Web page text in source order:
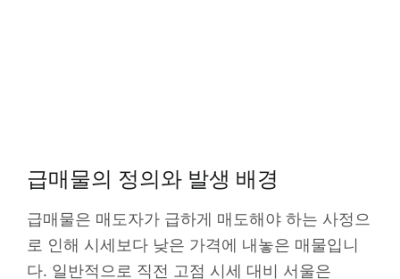
급매물의 정의와 발생 배경
급매물은 매도자가 급하게 매도해야 하는 사정으
로 인해 시세보다 낮은 가격에 내놓은 매물입니
다. 일반적으로 직전 고점 시세 대비 서울은